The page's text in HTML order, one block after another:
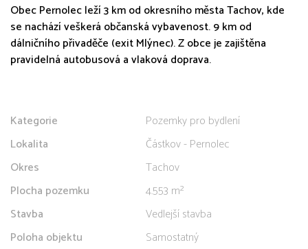
Obec Pernolec leží 3 km od okresního města Tachov, kde
se nachází veškerá občanská vybavenost. 9 km od
dálničního přivaděče (exit Mlýnec). Z obce je zajištěna
pravidelná autobusová a vlaková doprava.
Kategorie
Pozemky pro bydlení
Lokalita
Částkov - Pernolec
Okres
Tachov
Plocha pozemku
4.553 m²
Stavba
Vedlejší stavba
Poloha objektu
Samostatný